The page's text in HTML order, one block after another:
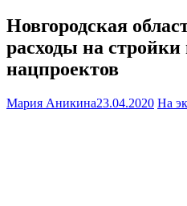
Новгородская
расходы на
нацпроектов
Мария Аникина23.04.2020 На